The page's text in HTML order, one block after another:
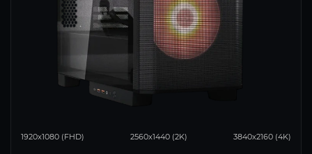
1920x1080 (FHD) 2560x1440 (2K) 3840x2160 (4K)